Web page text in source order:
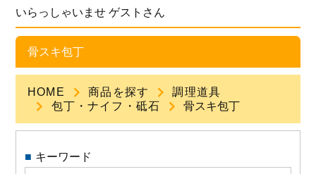
新規登録
商品一覧
見積依頼
いらっしゃいませ ゲストさん
骨スキ包丁
HOME 商品を探す
調理道具
包丁・ナイフ・砥石
骨スキ包丁
キーワード